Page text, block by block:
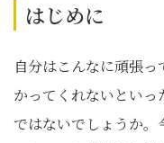
はじめに
自分はこんなに頑張
かってくれないとい
ではないでしょうか。